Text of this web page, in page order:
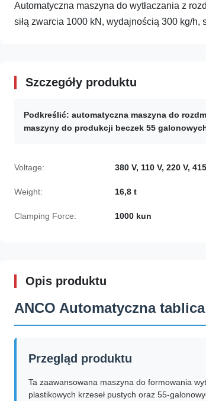
Automatyczna maszyna do wytłaczania z
siłą zwarcia 1000 kN, wydajnością 300 kg/h,
Szczegóły produktu
Podkreślić: automatyczna maszyna do
maszyny do produkcji beczek 55
Voltage: 380 V, 110 V, 220 V,
Weight: 16,8 t
Clamping Force: 1000 kun
Opis produktu
ANCO Automatyczna
Przegląd produktu
Ta zaawansowana maszyna do formowania
plastikowych krzeseł pustych oraz 55-